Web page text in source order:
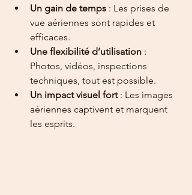
Un gain de temps : Les prises de
vue aériennes sont rapides et
efficaces.
Une flexibilité d’utilisation :
Photos, vidéos, inspections
techniques, tout est possible.
Un impact visuel fort : Les images
aériennes captivent et marquent
les esprits.